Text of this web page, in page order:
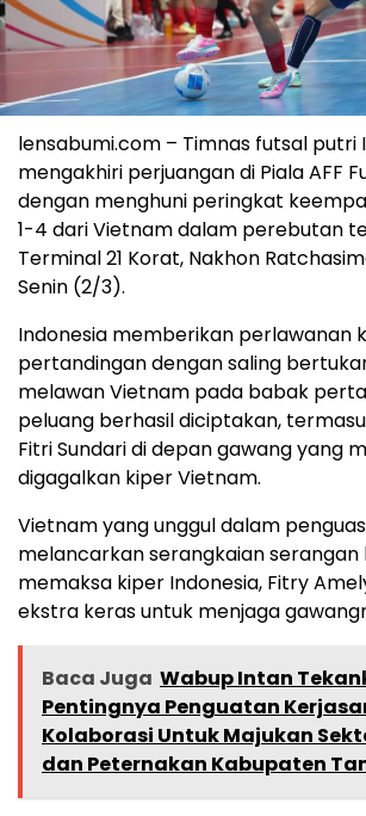
lensabumi.com – Timnas futsal putri
mengakhiri perjuangan di Piala AFF
dengan menghuni peringkat
1-4 dari Vietnam dalam perebutan
Terminal 21 Korat, Nakhon
Senin (2/3).
Indonesia memberikan perlawanan
pertandingan dengan saling
melawan Vietnam pada babak
peluang berhasil diciptakan,
Fitri Sundari di depan gawang yang
digagalkan kiper Vietnam.
Vietnam yang unggul dalam
melancarkan serangkaian
memaksa kiper Indonesia, Fitry
ekstra keras untuk menjaga
Baca Juga Wabup Intan
Pentingnya Penguatan
Kolaborasi Untuk Majukan
dan Peternakan Kabupaten